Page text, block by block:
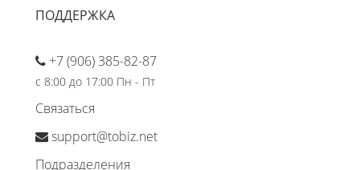
ПОДДЕРЖКА
+7 (906) 385-82-87
с 8:00 до 17:00 Пн - Пт
Связаться
support@tobiz.net
Подразделения